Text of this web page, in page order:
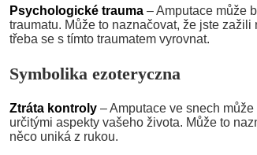
Psychologické trauma – Amputace může
traumatu. Může to naznačovat, že jste
třeba se s tímto traumatem vyrovnat.
Symbolika ezoteryczna
Ztráta kontroly – Amputace ve snech
určitými aspekty vašeho života. Může to
něco uniká z rukou.